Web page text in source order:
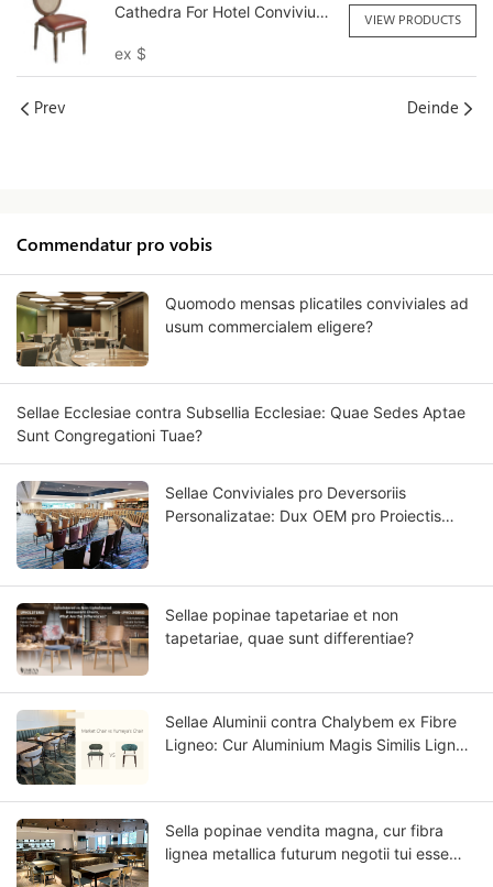
Cathedra For Hotel Convivium
ex $
VIEW PRODUCTS
Prev Deinde
Commendatur pro vobis
Quomodo mensas plicatiles conviviales ad
usum commercialem eligere?
Sellae Ecclesiae contra Subsellia Ecclesiae: Quae Sedes Aptae
Sunt Congregationi Tuae?
Sellae Conviviales pro Deversoriis
Personalizatae: Dux OEM pro Proiectis
Sellae popinae tapetariae et non
tapetariae, quae sunt differentiae?
Sellae Aluminii contra Chalybem ex Fibre
Ligneo: Cur Aluminium Magis Similis Ligno
Sella popinae vendita magna, cur fibra
lignea metallica futurum negotii tui esse